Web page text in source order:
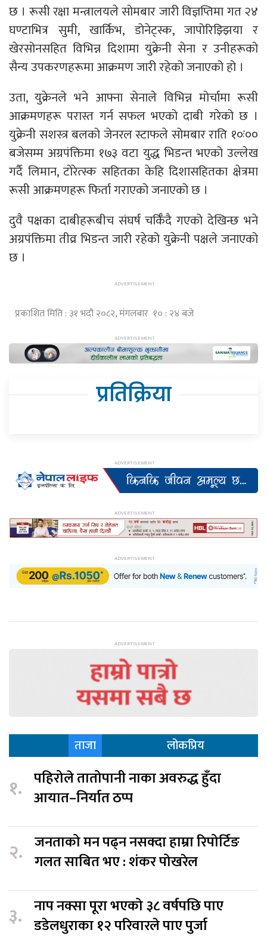
छ । रूसी रक्षा मन्त्रालयले सोमबार जारी विज्ञप्तिमा गत २४
घण्टाभित्र सुमी, खार्किभ, डोनेट्स्क, जापोरिझ्झिया र
खेरसोनसहित विभिन्न दिशामा युक्रेनी सेना र उनीहरूको
सैन्य उपकरणहरूमा आक्रमण जारी रहेको जनाएको हो ।
उता, युक्रेनले भने आफ्ना सेनाले विभिन्न मोर्चामा रूसी
आक्रमणहरू परास्त गर्न सफल भएको दाबी गरेको छ ।
युक्रेनी सशस्त्र बलको जेनरल स्टाफले सोमबार राति १०ः००
बजेसम्म अग्रपंक्तिमा १७३ वटा युद्ध भिडन्त भएको उल्लेख
गर्दै लिमान, टोरेत्स्क सहितका केहि दिशासहितका क्षेत्रमा
रूसी आक्रमणहरू फिर्ता गराएको जनाएको छ ।
दुवै पक्षका दाबीहरूबीच संघर्ष चर्किँदै गएको देखिन्छ भने
अग्रपंक्तिमा तीव्र भिडन्त जारी रहेको युक्रेनी पक्षले जनाएको
छ ।
प्रकाशित मिति : ३१ भदौ २०८२, मंगलबार १० : २४ बजे
प्रतिक्रिया
ताजा लोकप्रिय
१. पहिरोले तातोपानी नाका अवरुद्ध हुँदा
आयात–निर्यात ठप्प
२. जनताको मन पढ्न नसक्दा हाम्रा रिपोर्टिङ
गलत साबित भए : शंकर पोखरेल
३. नाप नक्सा पूरा भएको ३८ वर्षपछि पाए
डडेलधुराका १२ परिवारले पाए पुर्जा